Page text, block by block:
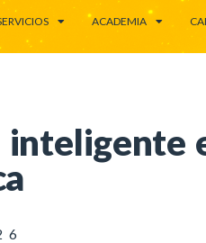
ACADEMIA
inteligente